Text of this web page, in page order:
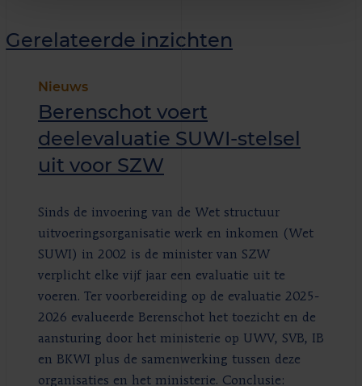
Gerelateerde inzichten
Nieuws
Berenschot voert
deelevaluatie SUWI-stelsel
uit voor SZW
Sinds de invoering van de Wet structuur
uitvoeringsorganisatie werk en inkomen (Wet
SUWI) in 2002 is de minister van SZW
verplicht elke vijf jaar een evaluatie uit te
voeren. Ter voorbereiding op de evaluatie 2025-
2026 evalueerde Berenschot het toezicht en de
aansturing door het ministerie op UWV, SVB, IB
en BKWI plus de samenwerking tussen deze
organisaties en het ministerie. Conclusie: